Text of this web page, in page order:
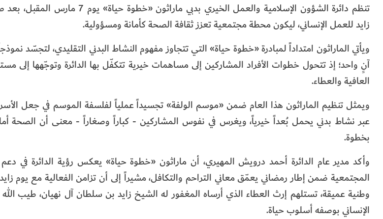
تنظم دائرة الشؤون الإسلامية والعمل الخيري بدبي
زايد للعمل الإنساني، ليكون محطة مجتمعية تعزز ثقافة الصحة كأمانة ومسؤولية.
ويأتي الماراثون امتداداً لمبادرة «خطوة حياة» التي تتجاوز مفهوم النشاط البدني التقليدي، لتجسّد
آنٍ واحد؛ إذ تتحول خطوات الأفراد المشاركين إلى مساهمات خيرية تتكفّل بها الدائرة وتوجّهها إلى
العافية والعطاء.
ويمثل تنظيم الماراثون هذا العام ضمن «موسم الولفة» تجسيداً عملياً لفلسفة الموسم في جعل
عبر نشاط بدني يحمل بُعداً خيرياً، ويغرس في نفوس المشاركين - كباراً وصغاراً - معنى أن الصحة
بخطوة.
وأكد مدير عام الدائرة أحمد درويش المهيري، أن ماراثون «خطوة حياة» يعكس رؤية الدائرة في
المجتمعية ضمن إطار رمضاني يعمّق معاني التراحم والتكافل، مشيراً إلى أن تزامن الفعالية مع يوم
وطنية عميقة، تستلهم إرث العطاء الذي أرساه المغفور له الشيخ زايد بن سلطان آل نهيان، طيب
الإنساني بوصفه أسلوب حياة.